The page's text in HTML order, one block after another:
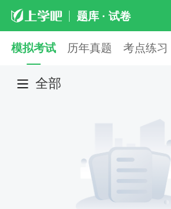
题库 · 试卷
模拟考试 历年真题 考点练习
全部